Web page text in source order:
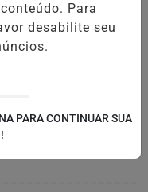
para
atinge
estaduais;
e não há
Para
desabilite seu
PARA CONTINUAR SUA